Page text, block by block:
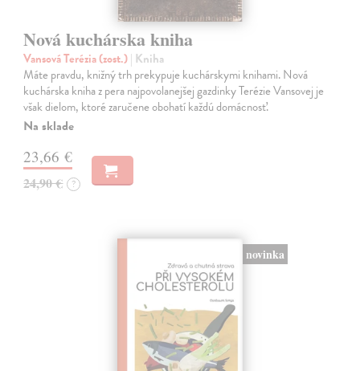
Nová kuchárska kniha
Vansová Terézia (zost.)| Kniha
Máte pravdu, knižný trh prekypuje kuchárskymi knihami. Nová
kuchárska kniha z pera najpovolanejšej gazdinky Terézie Vansovej je
však dielom, ktoré zaručene obohatí každú domácnosť.
Na sklade
23,66 €
24,90 € ?
novinka